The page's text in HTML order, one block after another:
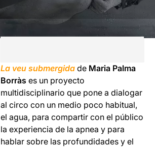
La veu submergida de Maria Palma
Borràs es un proyecto
multidisciplinario que pone a dialogar
al circo con un medio poco habitual,
el agua, para compartir con el público
la experiencia de la apnea y para
hablar sobre las profundidades y el